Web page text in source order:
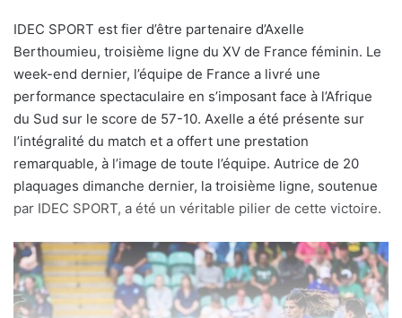
IDEC SPORT est fier d’être partenaire d’Axelle
Berthoumieu, troisième ligne du XV de France féminin. Le
week-end dernier, l’équipe de France a livré une
performance spectaculaire en s’imposant face à l’Afrique
du Sud sur le score de 57-10. Axelle a été présente sur
l’intégralité du match et a offert une prestation
remarquable, à l’image de toute l’équipe. Autrice de 20
plaquages dimanche dernier, la troisième ligne, soutenue
par IDEC SPORT, a été un véritable pilier de cette victoire.